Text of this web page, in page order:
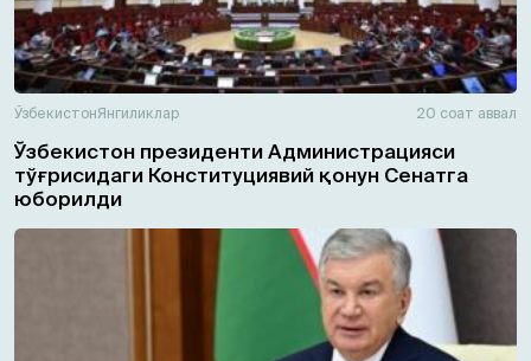
ЎзбекистонЯнгиликлар 20 соат аввал
Ўзбекистон президенти Администрацияси
тўғрисидаги Конституциявий қонун Сенатга
юборилди